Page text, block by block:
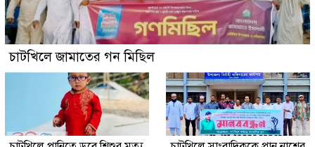
চাটখিলে জামাতের গন মিছিল